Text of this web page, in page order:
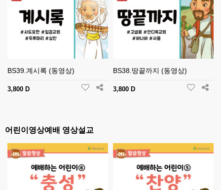
BS39.계시록 (동영상)
3,800 D
BS38.땅끝까지 (동영상)
3,800 D
어린이영상예배 영상설교